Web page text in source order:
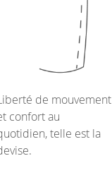
de mouvement
confort au
telle est la